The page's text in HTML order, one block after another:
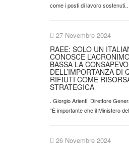
come i posti di lavoro sostenuti…
27 Novembre 2024
RAEE: SOLO UN
CONOSCE
BASSA LA
DELL’IMPORTANZA DI
RIFIUTI COME
STRATEGICA
. Giorgio Arienti, Direttore
“È importante che il Ministero
26 Novembre 2024